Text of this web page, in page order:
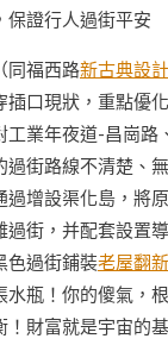
保證行人過街平安
同福西路新古典設計
插口現狀，重點優
工業年夜道-昌崗路
過街路線不清楚、
過增設渠化島，將
過街，并配套設置
色過街鋪裝老屋翻新
水瓶！你的傻氣，
！財富就是宇宙的